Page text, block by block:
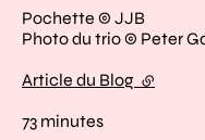
Pochette © JJB
Photo du trio © Peter
Article du Blog (lien
73 minutes